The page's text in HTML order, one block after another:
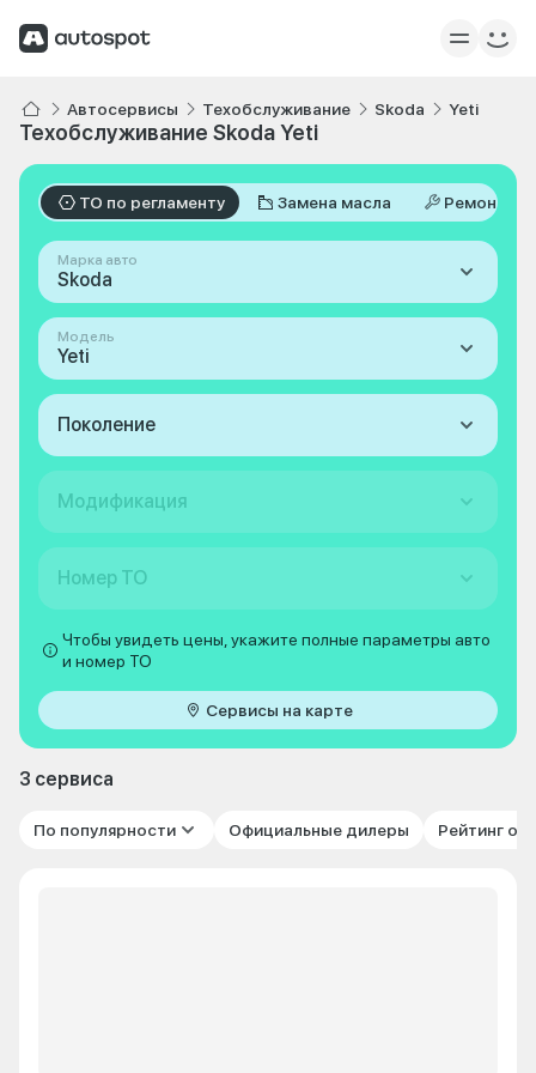
Автосервисы Техобслуживание Skoda Yeti
Техобслуживание Skoda Yeti
ТО по регламенту Замена масла Ремонт
Марка авто
Skoda
Модель
Yeti
Поколение
Модификация
Номер ТО
Чтобы увидеть цены, укажите полные параметры авто
и номер ТО
Сервисы на карте
3 сервиса
По популярности Официальные дилеры Рейтинг